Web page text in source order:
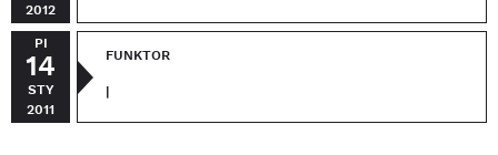
2012
PI
14
STY
2011
FUNKTOR